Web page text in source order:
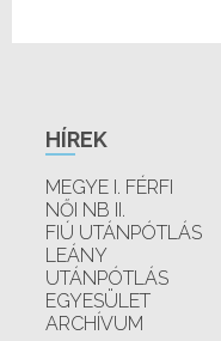
HÍREK
MEGYE I. FÉRFI
NŐI NB II.
FIÚ UTÁNPÓTLÁS
LEÁNY
UTÁNPÓTLÁS
EGYESÜLET
ARCHÍVUM